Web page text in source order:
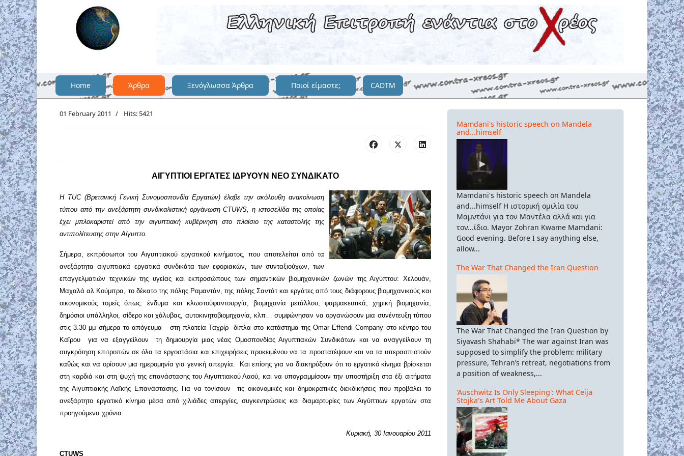
Home Άρθρα Ξενόγλωσσα Άρθρα Ποιοί είμαστε; CADTM
01 February 2011 Hits: 5421
ΑΙΓΥΠΤΙΟΙ ΕΡΓΑΤΕΣ ΙΔΡΥΟΥΝ ΝΕΟ ΣΥΝΔΙΚΑΤΟ
Η TUC(Βρετανική Γενική Συνομοσπονδία Εργατών) έλαβε την ακόλουθη ανακοίνωση
τύπου από την ανεξάρτητη συνδικαλιστική οργάνωσηCTUWS , η ιστοσελίδα της οποίας
έχει μπλοκαριστεί από την αιγυπτιακή κυβέρνηση στο πλαίσιο της καταστολής της
αντιπολίτευσης στην Αίγυπτο.
Σήμερα, εκπρόσωποι του Αιγυπτιακού εργατικού κινήματος, που αποτελείται από τα
ανεξάρτητα αιγυπτιακά εργατικά συνδικάτα των εφοριακών, των συνταξιούχων, των
επαγγελματιών τεχνικών της υγείας και εκπροσώπους των σημαντικών βιομηχανικών ζωνών της Αιγύπτου: Χελουάν,
Μαχαλά αλ Κούμπρα, το δέκατο της πόλης Ραμαντάν, της πόλης Σαντάτ και εργάτες από τους διάφορους βιομηχανικούς και
οικονομικούς τομείς όπως: ένδυμα και κλωστοϋφαντουργία, βιομηχανία μετάλλου, φαρμακευτικά, χημική βιομηχανία,
δημόσιοι υπάλληλοι, σίδερο και χάλυβας, αυτοκινητοβιομηχανία, κλπ… συμφώνησαν να οργανώσουν μια συνέντευξη τύπου
στις 3.30 μμ σήμερα το απόγευμα στη πλατεία Ταχρίρ δίπλα στο κατάστημα της Omar Effendi Company στο κέντρο του
Καϊρου για να εξαγγείλουν τη δημιουργία μιας νέας Ομοσπονδίας Αιγυπτιακών Συνδικάτων και να αναγγείλουν τη
συγκρότηση επιτροπών σε όλα τα εργοστάσια και επιχειρήσεις προκειμένου να τα προστατέψουν και να τα υπερασπιστούν
καθώς και να ορίσουν μια ημερομηνία για γενική απεργία. Και επίσης για να διακηρύξουν ότι το εργατικό κίνημα βρίσκεται
στη καρδιά και στη ψυχή της επανάστασης του Αιγυπτιακού Λαού, και να υπογραμμίσουν την υποστήριξη στα έξι αιτήματα
της Αιγυπτιακής Λαϊκής Επανάστασης. Για να τονίσουν τις οικονομικές και δημοκρατικές διεκδικήσεις που προβάλει το
ανεξάρτητο εργατικό κίνημα μέσα από χιλιάδες απεργίες, συγκεντρώσεις και διαμαρτυρίες των Αιγύπτιων εργατών στα
προηγούμενα χρόνια.
Κυριακή, 30 Ιανουαρίου 2011
CTUWS
Mamdani's historic speech on Mandela
and...himself
Mamdani's historic speech on Mandela
and...himself Η ιστορική ομιλία του
Μαμντάνι για τον Μαντέλα αλλά και για
τον...ίδιο. Mayor Zohran Kwame Mamdani:
Good evening. Before I say anything else,
allow...
The War That Changed the Iran Question
The War That Changed the Iran Question by
Siyavash Shahabi* The war against Iran was
supposed to simplify the problem: military
pressure, Tehran’s retreat, negotiations from
a position of weakness,...
'Auschwitz Is Only Sleeping': What Ceija
Stojka's Art Told Me About Gaza